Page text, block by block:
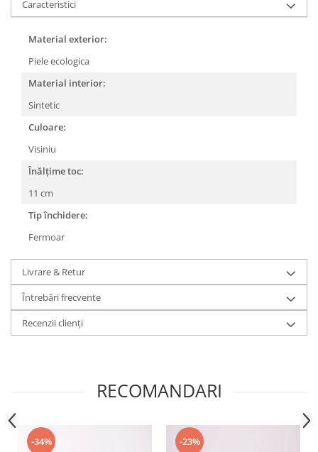
Caracteristici
Material exterior:
Piele ecologica
Material interior:
Sintetic
Culoare:
Visiniu
Înălțime toc:
11 cm
Tip închidere:
Fermoar
Livrare & Retur
Întrebări frecvente
Recenzii clienți
RECOMANDARI
-34% -23%